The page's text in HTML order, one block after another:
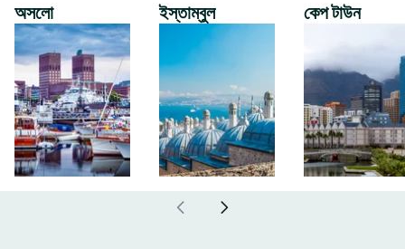
অসলো ইস্তাম্বুল কেপ টাউন